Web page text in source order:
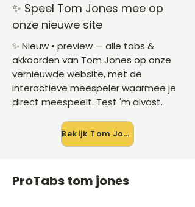
✨ Speel Tom Jones mee op
onze nieuwe site
✨ Nieuw • preview — alle tabs &
akkoorden van Tom Jones op onze
vernieuwde website, met de
interactieve meespeler waarmee je
direct meespeelt. Test 'm alvast.
Bekijk Tom Jones →
ProTabs tom jones